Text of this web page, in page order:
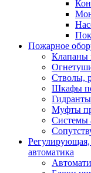
Пожарное
Клапаны
Стволы,
Шкафы
Муфты
Системы
Регулирующая,
автоматика